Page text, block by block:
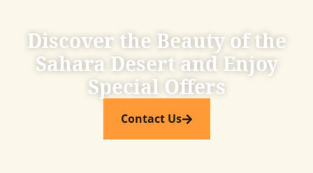
Discover the Beauty of the
Sahara Desert and Enjoy
Special Offers​
Contact Us